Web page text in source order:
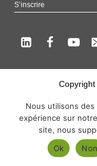
S’inscrire
Copyright
MicroStation
Nous utilisons
expérience sur
site, nous
Ok
Non